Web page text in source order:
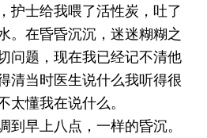
护士给我喂了活性炭，吐了
。在昏昏沉沉，迷迷糊糊之
问题，现在我已经记不清他
清当时医生说什么我听得很
太懂我在说什么。
到早上八点，一样的昏沉。